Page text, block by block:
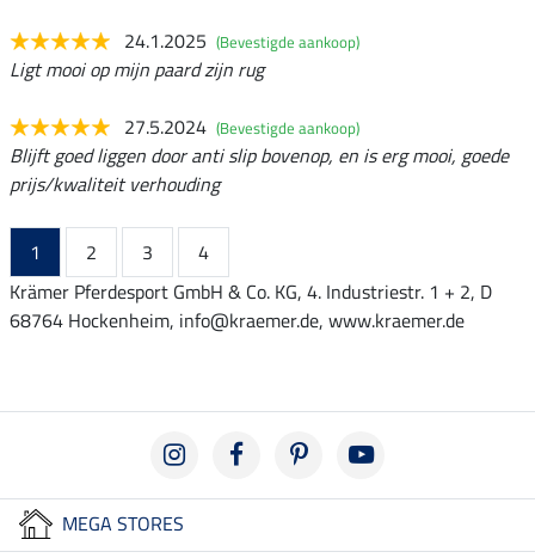
24.1.2025 (Bevestigde aankoop)
Ligt mooi op mijn paard zijn rug
27.5.2024 (Bevestigde aankoop)
Blijft goed liggen door anti slip bovenop, en is erg mooi, goede
prijs/kwaliteit verhouding
1 2 3
4
Krämer Pferdesport GmbH & Co. KG, 4. Industriestr. 1 + 2, D
68764 Hockenheim, info@kraemer.de, www.kraemer.de
MEGA STORES